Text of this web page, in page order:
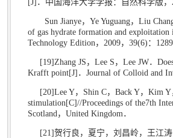
[J] ．中国海洋大学学报：自然科学版，
Sun Jianye， Ye Yuguang， Liu
of gas hydrate formation and exploitation
Technology Edition ， 2009， 39(6) ：
[19]Zhang JS ， Lee S ， Lee JW．
Krafft point[J] ． Journal of Colloid and
[20]Lee Y， Shin C， Back Y， Kim Y
stimulation[C]//Proceedings of the7th
Scotland ， United Kingdom ．
[21]贺行良，夏宁，刘昌岭，王江涛